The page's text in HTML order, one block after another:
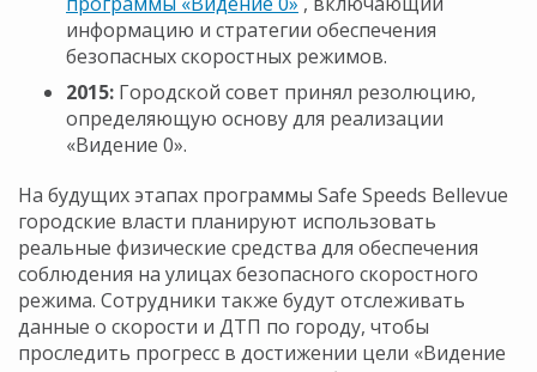
информацию и стратегии обеспечения
безопасных скоростных режимов.
2015: Городской совет принял резолюцию,
определяющую основу для реализации
«Видение 0».
На будущих этапах программы Safe Speeds Bellevue
городские власти планируют использовать
реальные физические средства для обеспечения
соблюдения на улицах безопасного скоростного
режима. Сотрудники также будут отслеживать
данные о скорости и ДТП по городу, чтобы
проследить прогресс в достижении цели «Видение